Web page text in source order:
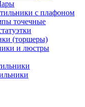
с плафоном
точечные
(торшеры)
и люстры